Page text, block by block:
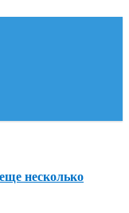
несколько